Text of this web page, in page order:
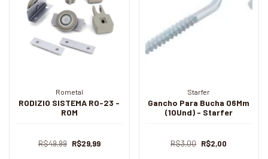
Rometal
RODIZIO SISTEMA RO-23 -
ROM
R$49,99 R$29,99
Starfer
Gancho Para Bucha 06Mm
(10Und) - Starfer
R$3,00 R$2,00